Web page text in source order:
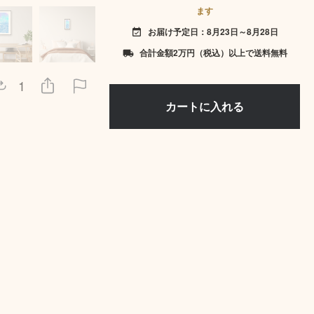
1
ます
event_available お届け予定日：8月23日～8月28日
local_shipping 合計金額2万円（税込）以上で送料無料